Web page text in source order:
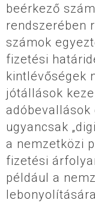
beérkező
rendszerében
számok
fizetési
kintlévőségek
jótállások
adóbevallások
ugyancsak
a nemzetközi
fizetési
például a